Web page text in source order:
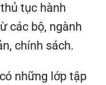
tục hành
các bộ, ngành
chính sách.
những lớp tập